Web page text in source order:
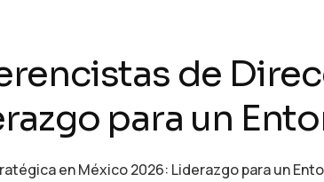
de
para un
en México 2026: Liderazgo para un